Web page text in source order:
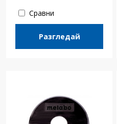
Сравни
Разгледай